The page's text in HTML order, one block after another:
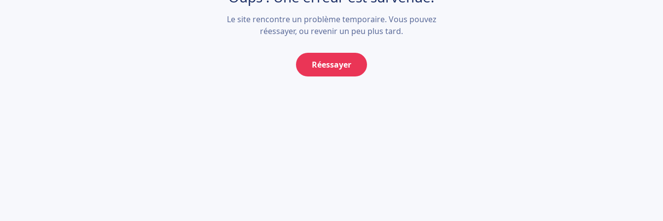
Le site rencontre un problème temporaire. Vous pouvez
réessayer, ou revenir un peu plus tard.
Réessayer